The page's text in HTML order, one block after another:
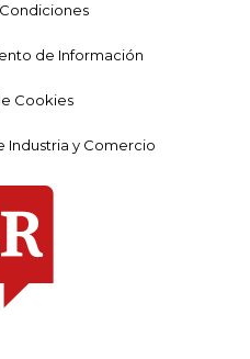
de Información
Cookies
Industria y Comercio